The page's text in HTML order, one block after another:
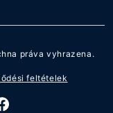
práva vyhrazena.
feltételek